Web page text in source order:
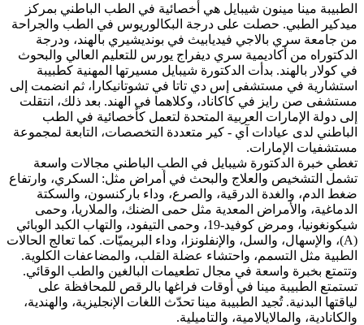
الطبيبة مينا مينون شيبايل هي أخصائية في الطب الباطني بمركز
ميدكير الطبي. حصلت على درجة البكالوريوس في الطب والجراحة
من جامعة سري بالاجي فيديابيث في بونديشيري بالهند، ودرجة
الدكتوراه من أكاديمية سري ديفراج يورس للتعليم العالي والبحوث
في كولار بالهند. بدأت الدكتورة شيبايل مسيرتها المهنية كطبيبة
استشارية في مستشفى إس دي تاتا في تشوتانيكارا، ثم انضمت إلى
مستشفى صن رايز في كاكاناد، وكلاهما في الهند. بعد ذلك، انتقلت
إلى دولة الإمارات العربية المتحدة لتعمل كأخصائية في الطب
الباطني لدى عيادات آي - كير متعددة التخصصات، التابعة لمجموعة
مستشفيات الإمارات.
تغطي خبرة الدكتورة شيبايل في الطب الباطني مجالات واسعة
تشمل التشخيص والعلاج والبحث في أمراض مثل: السكري، وارتفاع
ضغط الدم، والغدة الدرقية، والصرع، وداء باركنسون، والسكتة
الدماغية، والأمراض المعدية مثل حمى الضنك، والملاريا، وحمى
شيكونغونيا، ومرض كوفيد-19، وحمى التيفود، والتهاب الكبد الوبائي
(A)، والإسهال، والسل، والإنفلونزا، وداء البريميّات. كما تعالج الحالات
الطبية مثل التسمم، واحتشاء عضلة القلب، والمضاعفات الكلوية.
وتتمتع بخبرة واسعة في مجال تطعيمات البالغين والطب الوقائي.
تستمتع الطبيبة مينا في أوقات فراغها بالرقص للمحافظة على
لياقتها البدنية. تُجيد الطبيبة مينا تحدّث اللغات الإنجليزية، والهندية،
والكانادية، والمالايالامية، والتاميلية.